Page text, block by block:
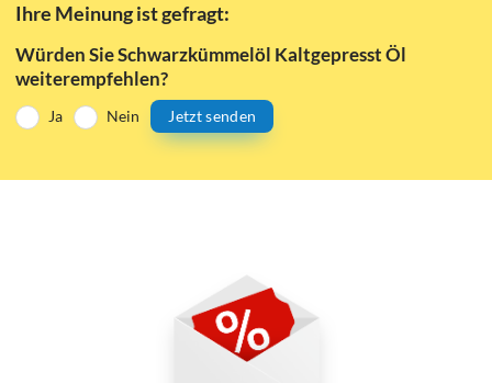
Ihre Meinung ist gefragt:
Würden Sie Schwarzkümmelöl Kaltgepresst Öl
weiterempfehlen?
Ja Nein Jetzt senden